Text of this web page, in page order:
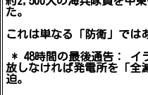
た。
これは単なる「防衛」では
* 48時間の最後通告： イ
放しなければ発電所を「
迫。